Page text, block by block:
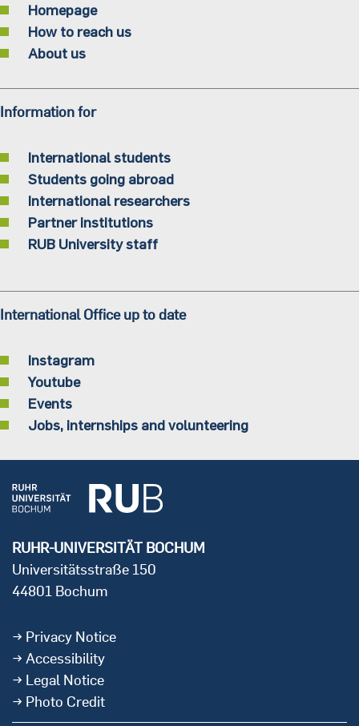
Homepage
How to reach us
About us
Information for
International students
Students going abroad
International researchers
Partner institutions
RUB University staff
International Office up to date
Instagram
Youtube
Events
Jobs, internships and volunteering
RUHR-UNIVERSITÄT BOCHUM
Universitätsstraße 150
44801 Bochum
Privacy Notice
Accessibility
Legal Notice
Photo Credit